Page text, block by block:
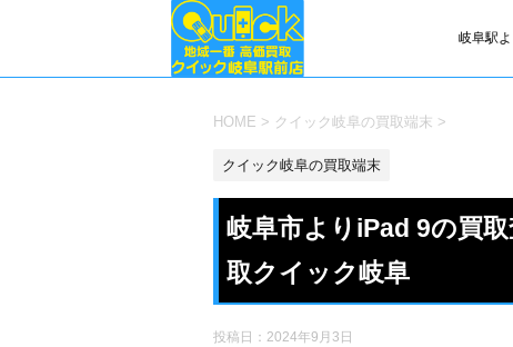
岐阜駅
HOME > クイック岐阜の買取端末 >
クイック岐阜の買取端末
岐阜市よりiPad 9の買
取クイック岐阜
投稿日： 2024年9月3日